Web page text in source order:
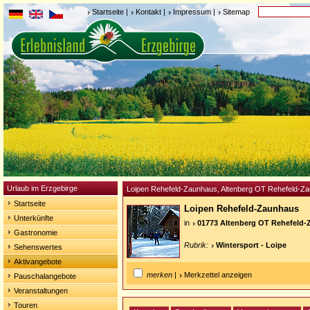
Startseite | Kontakt | Impressum | Sitemap
Urlaub im Erzgebirge
Startseite
Unterkünfte
Gastronomie
Sehenswertes
Aktivangebote
Pauschalangebote
Veranstaltungen
Touren
Loipen Rehefeld-Zaunhaus, Altenberg OT Rehefeld-
Loipen Rehefeld-Zaunhaus
in 01773 Altenberg OT Rehefeld-
Rubrik: Wintersport - Loipe
merken | Merkzettel anzeigen